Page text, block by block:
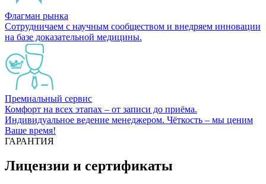
Флагман рынка
Сотрудничаем с научным сообществом и внедряем инновации
на базе доказательной медицины.
Премиальный сервис
Комфорт на всех этапах – от записи до приёма.
Индивидуальное ведение менеджером. Чёткость – мы ценим
Ваше время!
ГАРАНТИЯ
Лицензии и сертификаты